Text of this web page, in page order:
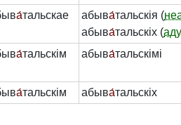
а́тальскае абыва́тальскія (
абыва́тальскіх (
а́тальскім абыва́тальскімі
а́тальскім абыва́тальскіх